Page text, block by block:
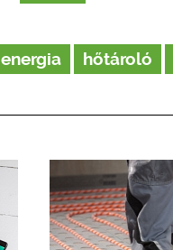
energia hőtároló